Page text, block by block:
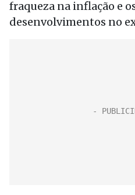
fraqueza na inflação e
desenvolvimentos no